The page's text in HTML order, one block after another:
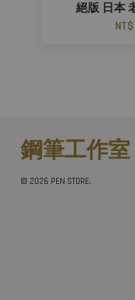
絕版 日本
鋼筆工作
© 2026 PEN STORE.